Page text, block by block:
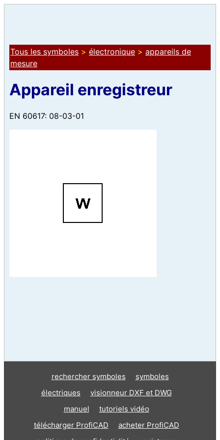
Tous les symboles > électronique > appareils de
mesure
Appareil enregistreur
EN 60617: 08-03-01
rechercher symboles
symboles
électriques
visionneur DXF et DWG
manuel
tutoriels vidéo
télécharger ProfiCAD
acheter ProfiCAD